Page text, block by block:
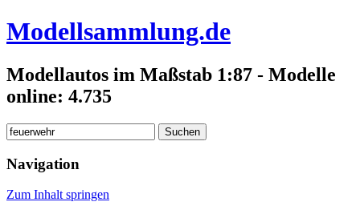
Modellsammlung.de
Modellautos im Maßstab 1:87 - Modelle
online: 4.735
Suchen
nach:
Navigation
Zum Inhalt springen